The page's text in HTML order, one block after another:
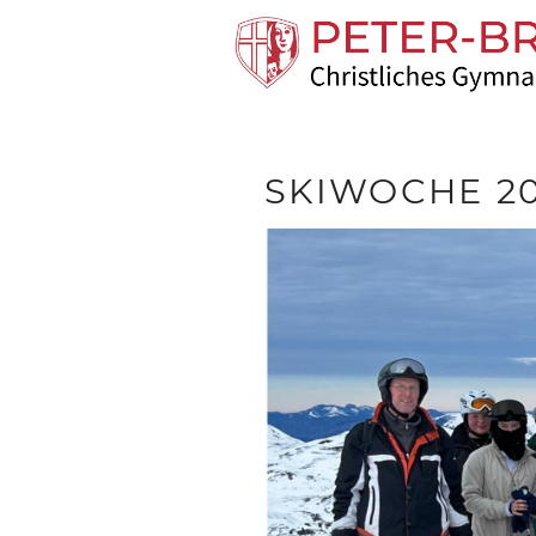
SKIWOCHE